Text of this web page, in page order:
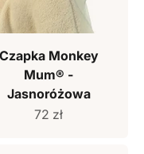
Czapka Monkey
Mum® -
Jasnoróżowa
Cena sprzedaży
72 zł